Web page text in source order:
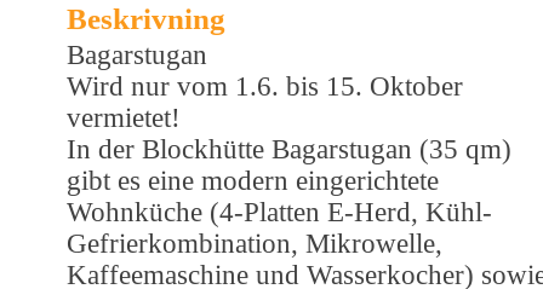
Beskrivning
Bagarstugan
Wird nur vom 1.6. bis 15. Oktober
vermietet!
In der Blockhütte Bagarstugan (35 qm)
gibt es eine modern eingerichtete
Wohnküche (4-Platten E-Herd, Kühl-
Gefrierkombination, Mikrowelle,
Kaffeemaschine und Wasserkocher)